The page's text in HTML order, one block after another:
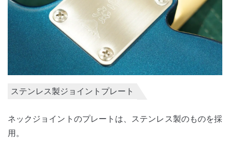
ステンレス製ジョイントプレート
ネックジョイントのプレートは、ステンレス製のものを採
用。